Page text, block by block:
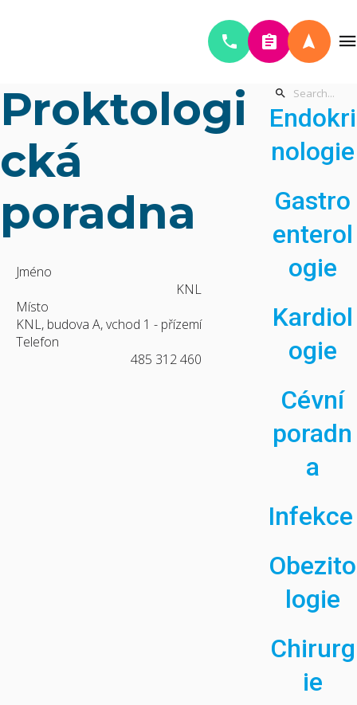
Proktologi
cká
poradna
Jméno
KNL
Místo
KNL, budova A, vchod 1 - přízemí
Telefon
485 312 460
Endokri
nologie
Gastro
enterol
ogie
Kardiol
ogie
Cévní
poradn
a
Infekce
Obezito
logie
Chirurg
ie